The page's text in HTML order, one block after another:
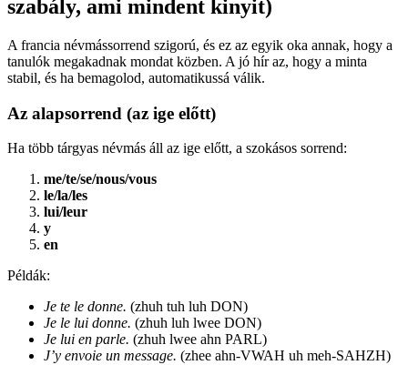
szabály, ami mindent kinyit)
A francia névmássorrend szigorú, és ez az egyik oka annak, hogy a
tanulók megakadnak mondat közben. A jó hír az, hogy a minta
stabil, és ha bemagolod, automatikussá válik.
Az alapsorrend (az ige előtt)
Ha több tárgyas névmás áll az ige előtt, a szokásos sorrend:
me/te/se/nous/vous
le/la/les
lui/leur
y
en
Példák:
Je te le donne. (zhuh tuh luh DON)
Je le lui donne. (zhuh luh lwee DON)
Je lui en parle. (zhuh lwee ahn PARL)
J’y envoie un message. (zhee ahn-VWAH uh meh-SAHZH)